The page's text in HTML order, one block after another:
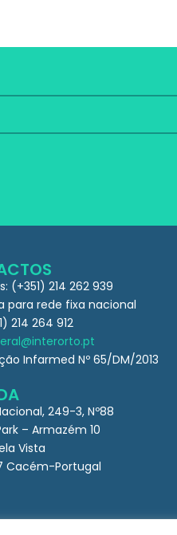
(+351) 214 262 939
para rede fixa nacional
214 264 912
Infarmed Nº 65/DM/2013
249-3, Nº88
– Armazém 10
Vista
Cacém-Portugal